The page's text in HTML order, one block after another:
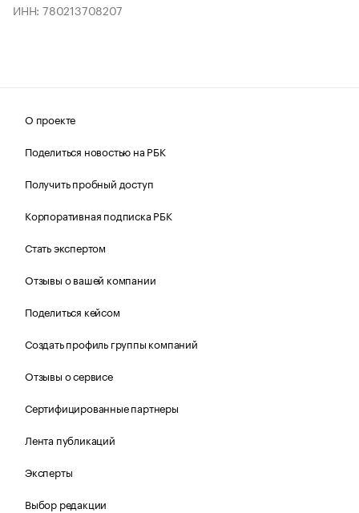
ИНН: 780213708207
О проекте
Поделиться новостью на РБК
Получить пробный доступ
Корпоративная подписка РБК
Стать экспертом
Отзывы о вашей компании
Поделиться кейсом
Создать профиль группы компаний
Отзывы о сервисе
Сертифицированные партнеры
Лента публикаций
Эксперты
Выбор редакции